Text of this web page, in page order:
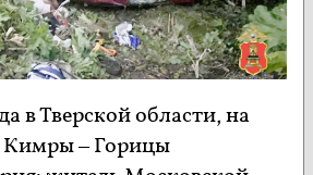
в Тверской области, на
Кимры – Горицы